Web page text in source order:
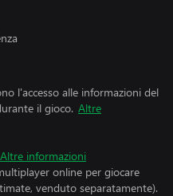
l'accesso alle informazioni del
il gioco. Altre
Altre informazioni
online per giocare
venduto separatamente).